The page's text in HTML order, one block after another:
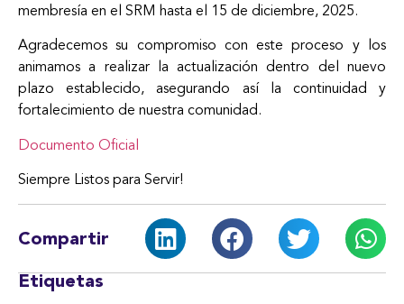
membresía en el SRM hasta el 15 de diciembre, 2025.
Agradecemos su compromiso con este proceso y los
animamos a realizar la actualización dentro del nuevo
plazo establecido, asegurando así la continuidad y
fortalecimiento de nuestra comunidad.
Documento Oficial
Siempre Listos para Servir!
Compartir
Etiquetas